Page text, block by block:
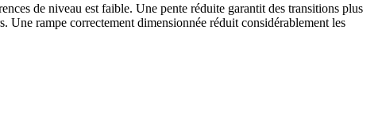
de niveau est faible. Une pente réduite garantit des transitions plus
Une rampe correctement dimensionnée réduit considérablement les